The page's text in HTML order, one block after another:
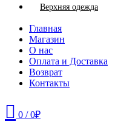
Верхняя одежда
Главная
Магазин
О нас
Оплата и Доставка
Возврат
Контакты
0 / 0₽